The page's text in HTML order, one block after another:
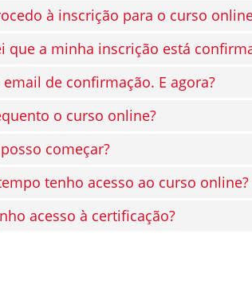
à inscrição para o curso
que a minha inscrição está
email de confirmação. E agora?
o curso online?
começar?
tenho acesso ao curso online?
acesso à certificação?